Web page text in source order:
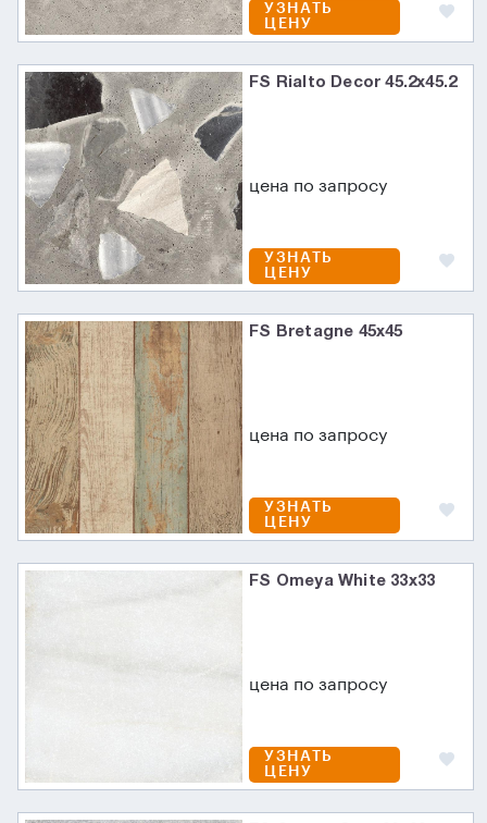
УЗНАТЬ
ЦЕНУ
FS Rialto Decor 45.2x45.2
цена по запросу
УЗНАТЬ
ЦЕНУ
FS Bretagne 45x45
цена по запросу
УЗНАТЬ
ЦЕНУ
FS Omeya White 33x33
цена по запросу
УЗНАТЬ
ЦЕНУ